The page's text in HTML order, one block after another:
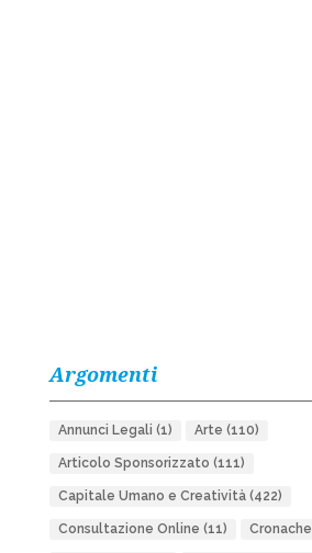
Argomenti
Annunci Legali (1) Arte (110)
Articolo Sponsorizzato (111)
Capitale Umano e Creatività(422)
Consultazione Online (11) Cronache